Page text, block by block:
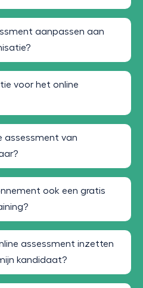
aanpassen aan
voor het online
assessment van
ook een gratis
assessment inzetten
kandidaat?